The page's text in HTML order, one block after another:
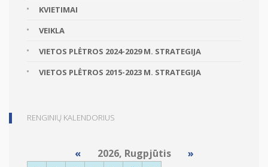
KVIETIMAI
VEIKLA
VIETOS PLĖTROS 2024-2029 M. STRATEGIJA
VIETOS PLĖTROS 2015-2023 M. STRATEGIJA
RENGINIŲ KALENDORIUS
«2026, Rugpjūtis »